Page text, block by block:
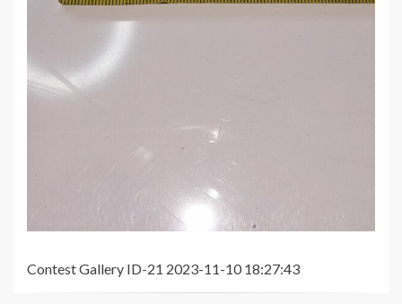
Contest Gallery ID-21 2023-11-10 18:27:43